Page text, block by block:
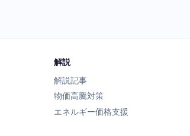
解説
解説記事
物価高騰対策
エネルギー価格支援